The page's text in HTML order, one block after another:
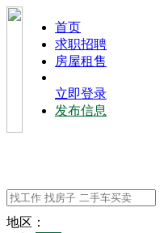
⾸⻚
求职招聘
房屋租售
立即登录
发布信息
地区：